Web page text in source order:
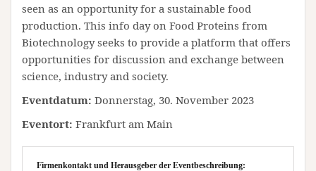
seen as an opportunity for a sustainable food
production. This info day on Food Proteins from
Biotechnology seeks to provide a platform that offers
opportunities for discussion and exchange between
science, industry and society.
Eventdatum: Donnerstag, 30. November 2023
Eventort: Frankfurt am Main
Firmenkontakt und Herausgeber der Eventbeschreibung: